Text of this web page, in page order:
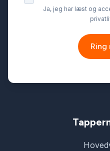
Ja, jeg har læst og
Ring